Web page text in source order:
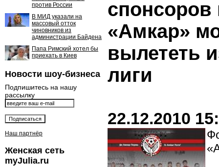
против России
В МИД указали на
массовый отток
чиновников из
администрации Байдена
Папа Римский хотел бы
приехать в Киев
Новости шоу-бизнеса
Подпишитесь на нашу
рассылку
Наш партнёр
Женская сеть
myJulia.ru
спонсоров
«Амкар»
вылететь
лиги
22.12.2010